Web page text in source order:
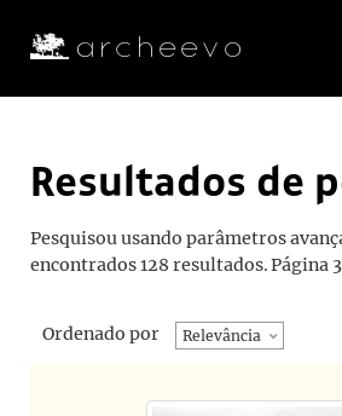
Resultados de
Pesquisou usando parâmetros
encontrados 128 resultados.Página
Ordenado por Relevância